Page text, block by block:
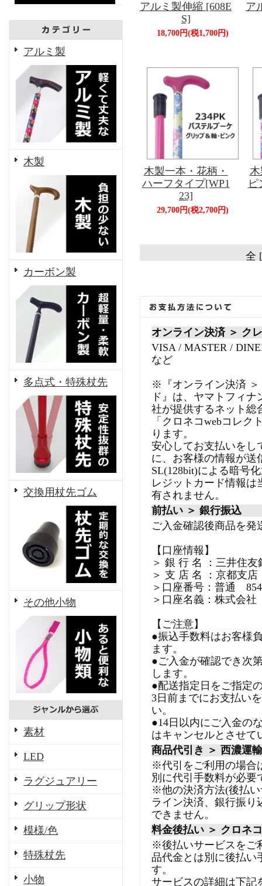
アルミ製
木製
カーボン製
多点式・特殊杖先
交換用杖先ゴム
その他小物
素材
LED
ラグジュアリー
グリップ形状
模様/色
特殊杖先
小物
アルミ製伸縮 [608E
S]
18,700円(税1,700円)
ア
木製一本・花柄・
ハーフタイプ[WP1
23]
29,700円(税2,700円)
ピ
全
オンライン決済 ＞ ク
VISA / MASTER /
など
※『オンライン決済 ＞
ド』は、ヤマトフィナ
社が提供するネット総
「クロネコwebコレク
ります。
安心してお支払いをし
に、お客様の情報が送
SL(128bit)による暗号
レジットカード情報は
有されません。
前払い ＞ 銀行振込
ご入金確認後商品を発
【口座情報】
＞ 銀 行 名 ：三井住友
＞ 支 店 名 ：京都支店
＞口座番号：普通
＞口座名義：株式会
【ご注意】
●振込手数料はお客様
ます。
●ご入金が確認でき次
します。
●配送指定日をご指定
3日前までにお支払い
い。
●14日以内にご入金の
はキャンセルとさせて
商品代引き ＞ 西濃運輸
※代引をご利用の場合
別に代引手数料が必要
※他の決済方法(後払
ライン決済、銀行振り
できません。
料金後払い ＞ クロネ
※後払いサービスをご
品代金とは別に後払い
す。
サービスの詳細は下記